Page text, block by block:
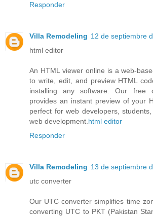
Responder
Villa Remodeling 12 de septiembre
html editor
An HTML viewer online is a web-
to write, edit, and preview HTML
installing any software. Our free
provides an instant preview of your
perfect for web developers,
web development.html editor
Responder
Villa Remodeling 13 de septiembre
utc converter
Our UTC converter simplifies time
converting UTC to PKT (Pakistan